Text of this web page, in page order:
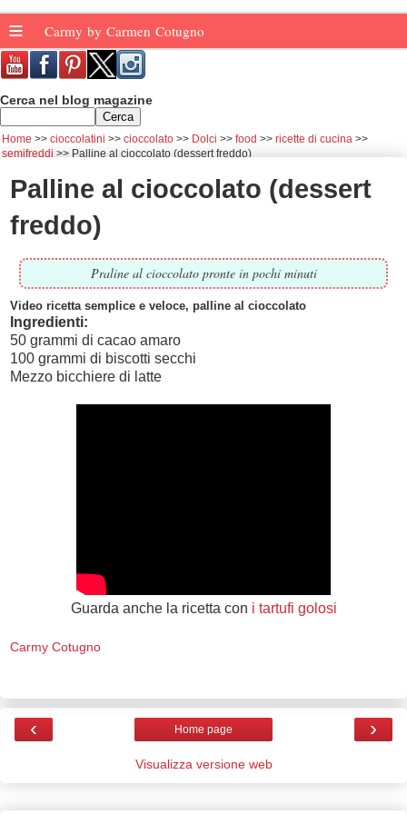
≡ Carmy by Carmen Cotugno
Cerca nel blog magazine
Home cioccolatini cioccolato Dolci food
ricette di cucina
semifreddi
Palline al cioccolato (dessert freddo)
Palline al cioccolato (dessert
freddo)
Praline al cioccolato pronte in pochi minuti
Video ricetta semplice e veloce, palline al cioccolato
Ingredienti:
50 grammi di cacao amaro
100 grammi di biscotti secchi
Mezzo bicchiere di latte
Guarda anche la ricetta con i tartufi golosi
Carmy Cotugno
‹ ›
Home page
Visualizza versione web